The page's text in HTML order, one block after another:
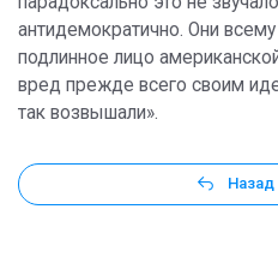
антидемократично. Они
подлинное лицо
вред прежде всего своим
так возвышали».
Назад